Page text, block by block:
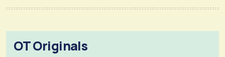
OT Originals